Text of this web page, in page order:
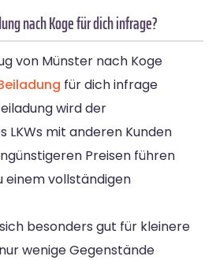
nach Koge für dich infrage?
von Münster nach Koge
für dich infrage
wird der
LKWs mit anderen Kunden
Preisen führen
einem vollständigen
besonders gut für kleinere
wenige Gegenstände